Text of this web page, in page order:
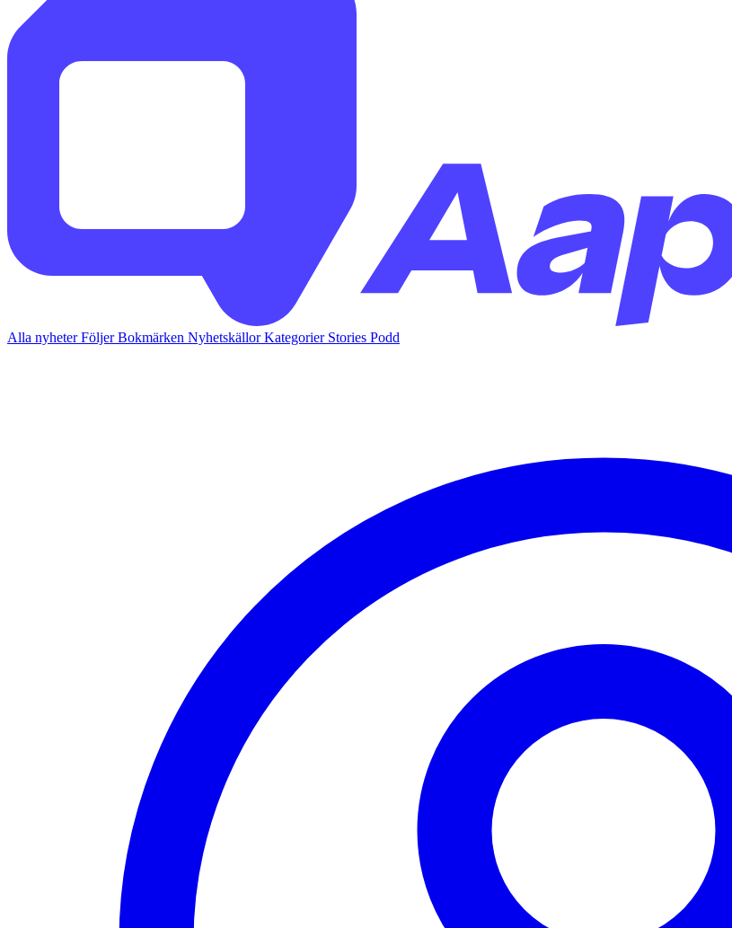
Alla nyheterFöljerBokmärken NyhetskällorKategorier Stories Podd